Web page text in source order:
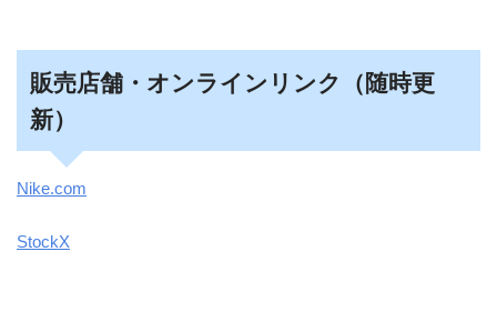
販売店舗・オンラインリンク（随時更
新）
Nike.com
StockX